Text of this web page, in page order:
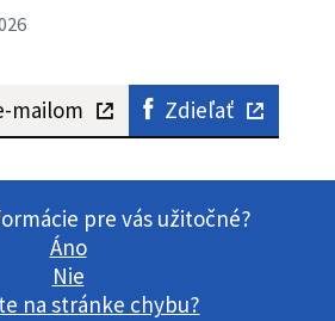
mailom Zdieľať
pre vás užitočné?
Áno
Nie
na stránke chybu?